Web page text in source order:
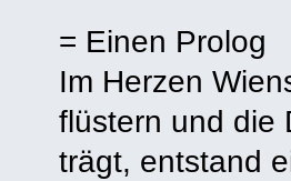
= Einen Prolog
Im Herzen
flüstern und die
trägt, entstand